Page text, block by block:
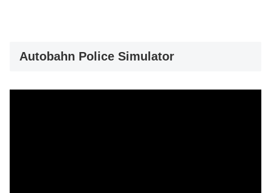
Autobahn Police Simulator